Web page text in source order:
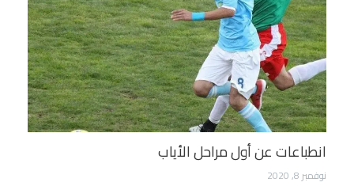
انطباعات عن أول مراحل الأياب
نوفمبر 8, 2020